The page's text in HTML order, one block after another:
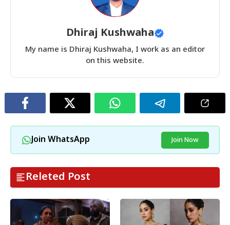
Dhiraj Kushwaha
My name is Dhiraj Kushwaha, I work as an editor
on this website.
Join WhatsApp Join Now
Releted Post